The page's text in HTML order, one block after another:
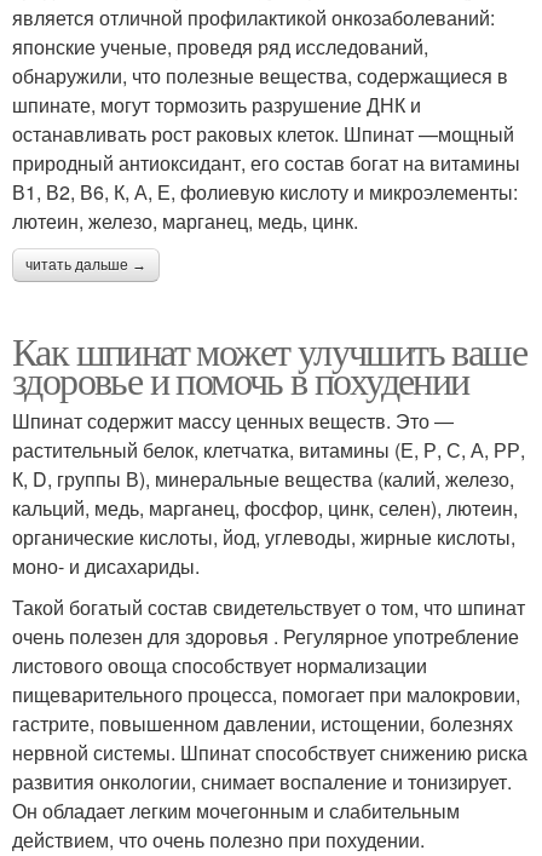
является отличной профилактикой онкозаболеваний:
японские ученые, проведя ряд исследований,
обнаружили, что полезные вещества, содержащиеся в
шпинате, могут тормозить разрушение ДНК и
останавливать рост раковых клеток. Шпинат —мощный
природный антиоксидант, его состав богат на витамины
В1, В2, В6, К, А, Е, фолиевую кислоту и микроэлементы:
лютеин, железо, марганец, медь, цинк.
читать дальше →
Как шпинат может улучшить ваше
здоровье и помочь в похудении
Шпинат содержит массу ценных веществ. Это ―
растительный белок, клетчатка, витамины (Е, Р, С, А, РР,
К, D, группы В), минеральные вещества (калий, железо,
кальций, медь, марганец, фосфор, цинк, селен), лютеин,
органические кислоты, йод, углеводы, жирные кислоты,
моно- и дисахариды.
Такой богатый состав свидетельствует о том, что шпинат
очень полезен для здоровья . Регулярное употребление
листового овоща способствует нормализации
пищеварительного процесса, помогает при малокровии,
гастрите, повышенном давлении, истощении, болезнях
нервной системы. Шпинат способствует снижению риска
развития онкологии, снимает воспаление и тонизирует.
Он обладает легким мочегонным и слабительным
действием, что очень полезно при похудении.